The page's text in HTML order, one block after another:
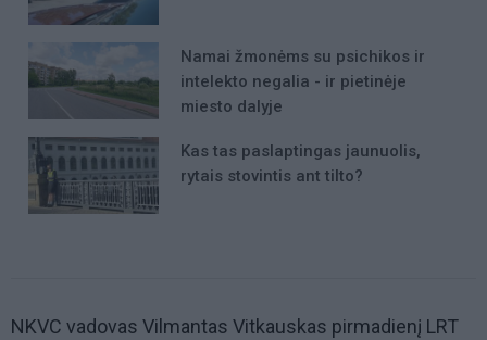
Namai žmonėms su psichikos ir
intelekto negalia - ir pietinėje
miesto dalyje
Kas tas paslaptingas jaunuolis,
rytais stovintis ant tilto?
NKVC vadovas Vilmantas Vitkauskas pirmadienį LRT